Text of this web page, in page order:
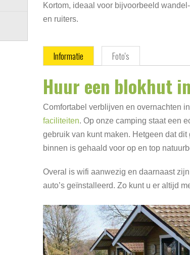
Kortom, ideaal voor bijvoorbeeld
en ruiters.
Informatie Foto's
Huur een blokhut
Comfortabel verblijven en overnachten
faciliteiten. Op onze camping staat een
gebruik van kunt maken. Hetgeen dat
binnen is gehaald voor op en top
Overal is wifi aanwezig en daarnaast
auto’s geïnstalleerd. Zo kunt u er altijd